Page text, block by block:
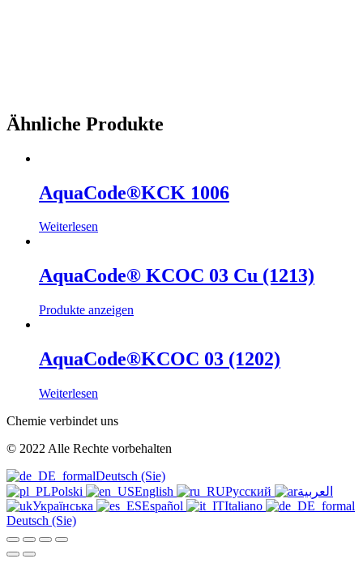
Ähnliche Produkte
AquaCode®KCK 1006
Weiterlesen
AquaCode® KCOC 03 Cu (1213)
Produkte anzeigen
AquaCode®KCOC 03 (1202)
Weiterlesen
Chemie verbindet uns
© 2022 Alle Rechte vorbehalten
Deutsch (Sie)
Polski
English Русский
العربية
Українська
Español
Italiano
Deutsch (Sie)